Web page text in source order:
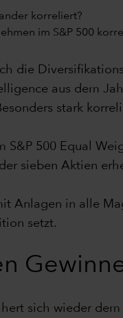
korreliert?
im S&P 500
die
aus dem
stark
500 Equal
sieben Aktien
Anlagen in alle
setzt.
sich wieder